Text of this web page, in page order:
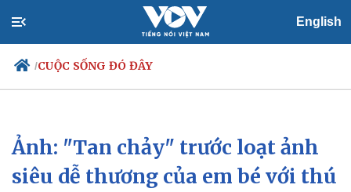
English
/CUỘC SỐNG ĐÓ ĐÂY
Chính trị
Đảng
Tổ chức nhân sự
Xã hội
Dự báo thời tiết
Ảnh: "Tan chảy" trước loạt ảnh
siêu dễ thương của em bé với thú